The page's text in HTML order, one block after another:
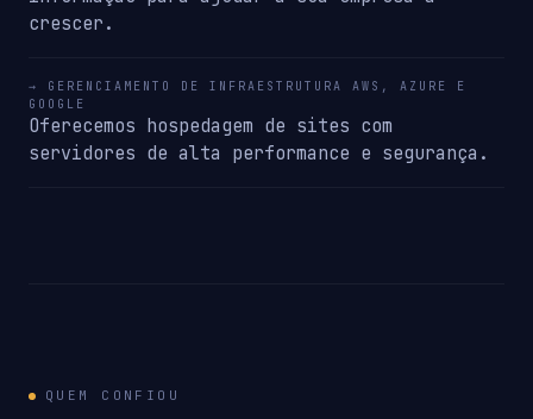
crescer.
→ GERENCIAMENTO DE INFRAESTRUTURA AWS, AZURE E
GOOGLE
Oferecemos hospedagem de sites com
servidores de alta performance e segurança.
QUEM CONFIOU